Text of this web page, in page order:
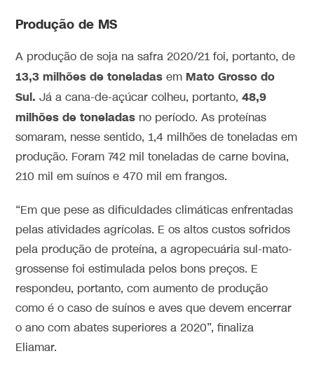
Produção de MS
A produção de soja na safra 2020/21 foi, portanto, de
13,3 milhões de toneladas em Mato Grosso do
Sul. Já a cana-de-açúcar colheu, portanto, 48,9
milhões de toneladas no período. As proteínas
somaram, nesse sentido, 1,4 milhões de toneladas em
produção. Foram 742 mil toneladas de carne bovina,
210 mil em suínos e 470 mil em frangos.
“Em que pese as dificuldades climáticas enfrentadas
pelas atividades agrícolas. E os altos custos sofridos
pela produção de proteína, a agropecuária sul-mato-
grossense foi estimulada pelos bons preços. E
respondeu, portanto, com aumento de produção
como é o caso de suínos e aves que devem encerrar
o ano com abates superiores a 2020”, finaliza
Eliamar.